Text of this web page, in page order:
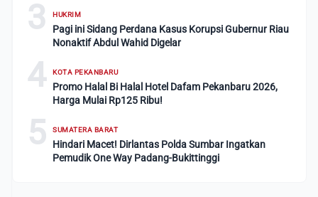
3 HUKRIM
Pagi ini Sidang Perdana Kasus Korupsi Gubernur Riau
Nonaktif Abdul Wahid Digelar
4 KOTA PEKANBARU
Promo Halal Bi Halal Hotel Dafam Pekanbaru 2026,
Harga Mulai Rp125 Ribu!
5 SUMATERA BARAT
Hindari Macet! Dirlantas Polda Sumbar Ingatkan
Pemudik One Way Padang-Bukittinggi